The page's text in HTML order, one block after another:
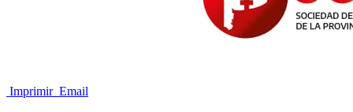
Imprimir Email